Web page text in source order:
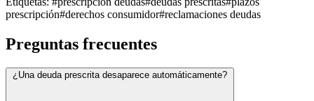
prescripción#derechos consumidor#reclamaciones deudas
Preguntas frecuentes
¿Una deuda prescrita desaparece automáticamente?